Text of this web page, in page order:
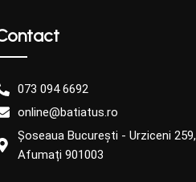
073 094 6692
online@batiatus.ro
Șoseaua București - Urziceni 259,
Afumați 901003